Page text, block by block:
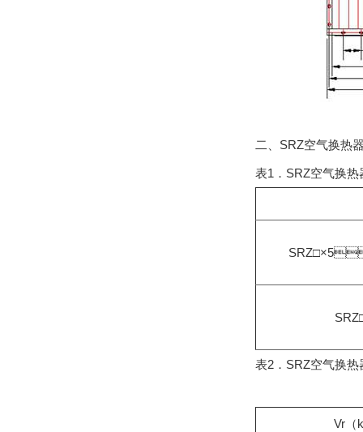
二、SRZ空气换热
表1．SRZ空气换热
表2．SRZ空气换
Vr（